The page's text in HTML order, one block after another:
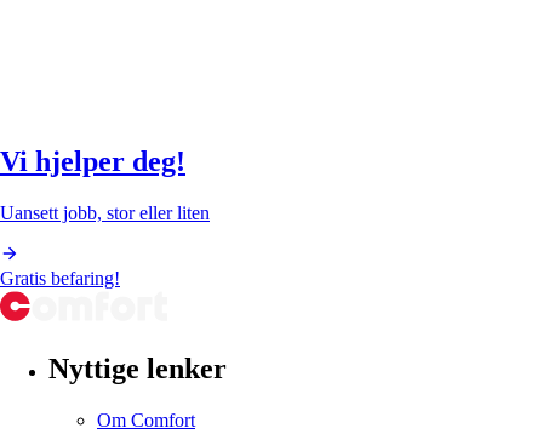
Vi hjelper deg!
Uansett jobb, stor eller liten
Gratis befaring!
Nyttige lenker
Om Comfort